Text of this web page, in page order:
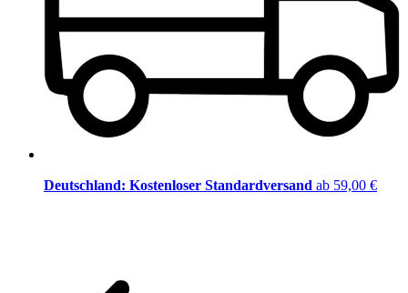
Deutschland: Kostenloser Standardversand ab 59,00 €